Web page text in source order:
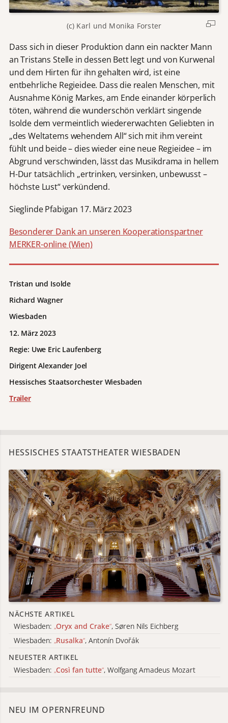
(c) Karl und Monika Forster
Dass sich in dieser Produktion dann ein nackter Mann
an Tristans Stelle in dessen Bett legt und von Kurwenal
und dem Hirten für ihn gehalten wird, ist eine
entbehrliche Regieidee. Dass die realen Menschen, mit
Ausnahme König Markes, am Ende einander körperlich
töten, während die wunderschön verklärt singende
Isolde dem vermeintlich wiedererwachten Geliebten in
„des Weltatems wehendem All“ sich mit ihm vereint
fühlt und beide – dies wieder eine neue Regieidee – im
Abgrund verschwinden, lässt das Musikdrama in hellem
H-Dur tatsächlich „ertrinken, versinken, unbewusst –
höchste Lust“ verkündend.
Sieglinde Pfabigan 17. März 2023
Besonderer Dank an unseren Kooperationspartner
MERKER-online (Wien)
Tristan und Isolde
Richard Wagner
Wiesbaden
12. März 2023
Regie: Uwe Eric Laufenberg
Dirigent Alexander Joel
Hessisches Staatsorchester Wiesbaden
Trailer
HESSISCHES STAATSTHEATER WIESBADEN
NÄCHSTE ARTIKEL
Wiesbaden: „Oryx and Crake“, Søren Nils Eichberg
Wiesbaden: „Rusalka“, Antonín Dvořák
NEUESTER ARTIKEL
Wiesbaden: „Così fan tutte“, Wolfgang Amadeus Mozart
NEU IM OPERNFREUND